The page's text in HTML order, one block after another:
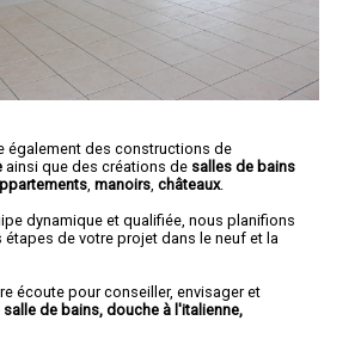
également des constructions de
ainsi que des créations de salles de bains
, manoirs, châteaux.
dynamique et qualifiée, nous planifions
étapes de votre projet dans le neuf et la
écoute pour conseiller, envisager et
salle de bains, douche à l'italienne,